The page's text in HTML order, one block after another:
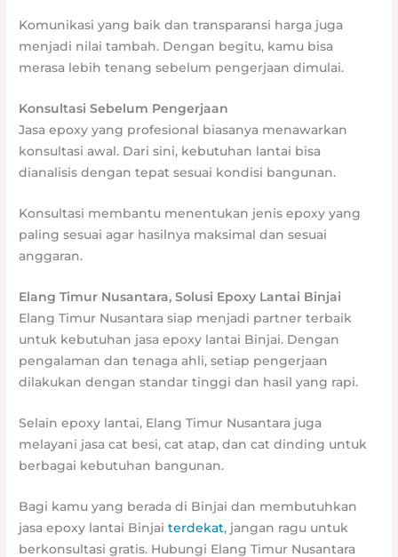
Komunikasi yang baik dan transparansi harga juga
menjadi nilai tambah. Dengan begitu, kamu bisa
merasa lebih tenang sebelum pengerjaan dimulai.
Konsultasi Sebelum Pengerjaan
Jasa epoxy yang profesional biasanya menawarkan
konsultasi awal. Dari sini, kebutuhan lantai bisa
dianalisis dengan tepat sesuai kondisi bangunan.
Konsultasi membantu menentukan jenis epoxy yang
paling sesuai agar hasilnya maksimal dan sesuai
anggaran.
Elang Timur Nusantara, Solusi Epoxy Lantai Binjai
Elang Timur Nusantara siap menjadi partner terbaik
untuk kebutuhan jasa epoxy lantai Binjai. Dengan
pengalaman dan tenaga ahli, setiap pengerjaan
dilakukan dengan standar tinggi dan hasil yang rapi.
Selain epoxy lantai, Elang Timur Nusantara juga
melayani jasa cat besi, cat atap, dan cat dinding untuk
berbagai kebutuhan bangunan.
Bagi kamu yang berada di Binjai dan membutuhkan
jasa epoxy lantai Binjaiterdekat, jangan ragu untuk
berkonsultasi gratis. Hubungi Elang Timur Nusantara